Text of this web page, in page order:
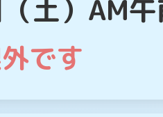
土）AM
です